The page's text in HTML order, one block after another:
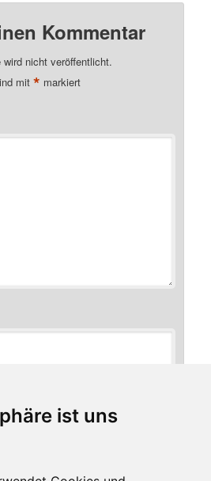
ist uns
Kommentar
nicht veröffentlicht.
mit* markiert